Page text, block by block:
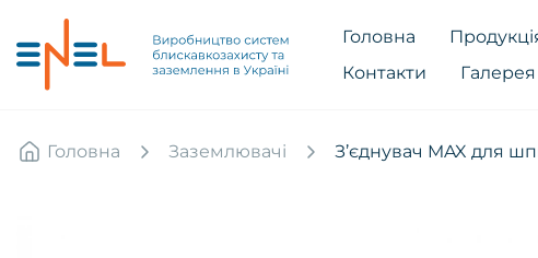
Головна
Контакти
Галерея
Головна Заземлювачі З’єднувач MAX для